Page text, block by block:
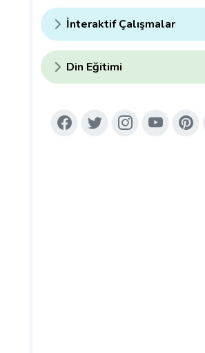
İnteraktif Çalışmalar
Din Eğitimi